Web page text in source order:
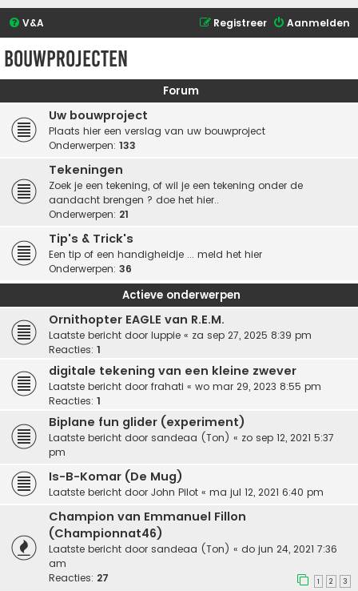
V&A Aanmelden
Registreer
Bouwprojecten
Forum
Uw bouwproject
Plaats hier een verslag van uw bouwproject
Onderwerpen: 133
Tekeningen
Zoek je een tekening, of wil je een tekening onder de
aandacht brengen ? doe het hier..
Onderwerpen: 21
Tip's & Trick's
Een tip of een handigheidje ... meld het hier
Onderwerpen: 36
Actieve onderwerpen
Ornithopter EAGLE van R.E.M.
Laatste bericht door luppie « za sep 27, 2025 8:39 pm
Reacties: 1
digitale tekening van een kleine zwever
Laatste bericht door frahati « wo mar 29, 2023 8:55 pm
Reacties: 1
Biplane fun glider (experiment)
Laatste bericht door sandeaa (Ton) « zo sep 12, 2021 5:37
pm
Is-B-Komar (De Mug)
Laatste bericht door John Pilot « ma jul 12, 2021 6:40 pm
Champion van Emmanuel Fillon
(Championnat46)
Laatste bericht door sandeaa (Ton) « do jun 24, 2021 7:36
am
Reacties: 27 1 2 3